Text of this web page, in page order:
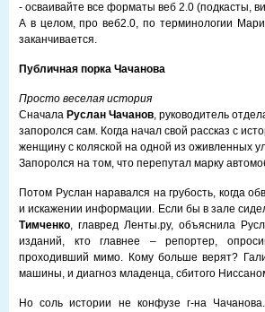
- осваивайте все форматы веб 2.0 (подкасты,
А в целом, про веб2.0, по терминологии
заканчивается.
Публичная порка Чачанова
Просто веселая история
Сначала Руслан Чачанов, руководитель
запоролся сам. Когда начал свой рассказ с
женщину с коляской на одной из оживленных
Запоролся на том, что перепутал марку
Потом Руслан наравался на грубость, когда
и искажении информации. Если бы в зале
Тимченко, главред Ленты.ру, объяснила
изданий, кто главнее – репортер,
проходивший мимо. Кому больше верят?
машины, и диагноз младенца, сбитого
Но соль истории не конфузе г-на